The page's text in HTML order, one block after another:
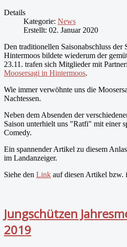
Details
Kategorie: News
Erstellt: 02. Januar 2020
Den traditionellen Saisonabschluss der
Hintermoos bildete wiederum der
23.11. trafen sich Mitglieder mit
Moosersagi in Hintermoos.
Wie immer verwöhnte uns die
Nachtessen.
Neben dem Absenden der
Saison unterhielt uns "Ratfi" mit einer
Comedy.
Ein spannender Artikel zu diesem
im Landanzeiger.
Siehe den Link auf diesen Artikel bzw.
Jungschützen
2019